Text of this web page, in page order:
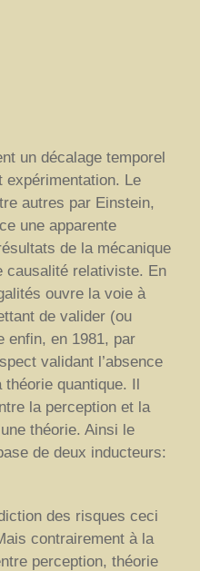
un décalage temporel
expérimentation. Le
autres par Einstein,
une apparente
de la mécanique
causalité relativiste. En
ouvre la voie à
de valider (ou
enfin, en 1981, par
validant l’absence
quantique. Il
la perception et la
théorie. Ainsi le
de deux inducteurs:
des risques ceci
contrairement à la
perception, théorie